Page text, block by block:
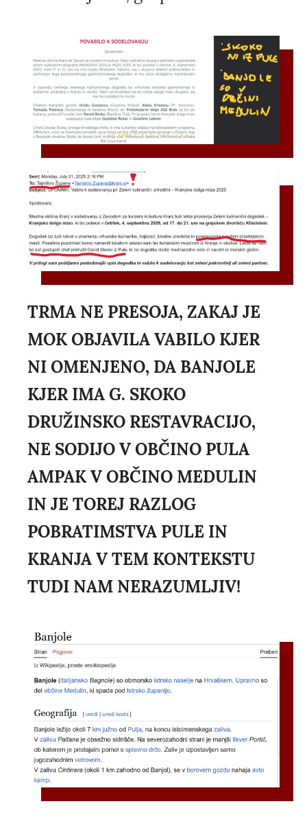
TRMA NE PRESOJA, ZAKAJ JE
MOK OBJAVILA VABILO KJER
NI OMENJENO, DA BANJOLE
KJER IMA G. SKOKO
DRUŽINSKO RESTAVRACIJO,
NE SODIJO V OBČINO PULA
AMPAK V OBČINO MEDULIN
IN JE TOREJ RAZLOG
POBRATIMSTVA PULE IN
KRANJA V TEM KONTEKSTU
TUDI NAM NERAZUMLJIV!